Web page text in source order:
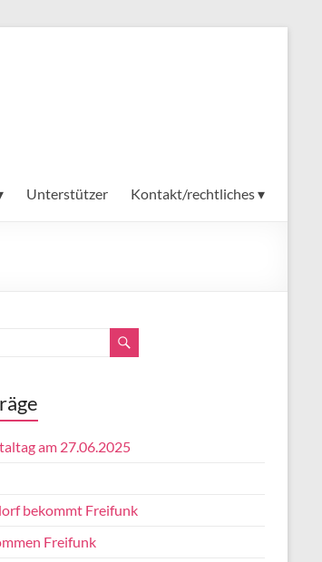
Unterstützer Kontakt/rechtliches ▾
am 27.06.2025
bekommt Freifunk
Freifunk